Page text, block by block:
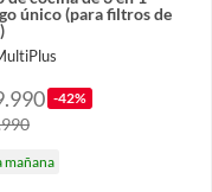
único (para filtros de
-42%
mañana